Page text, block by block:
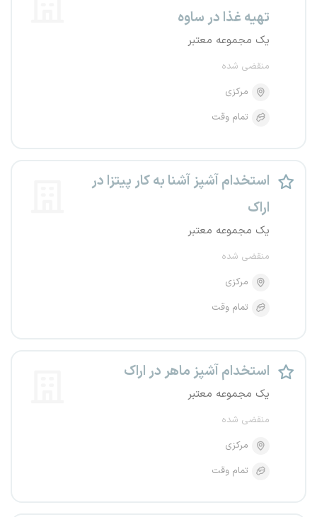
تهیه غذا در ساوه
یک مجموعه معتبر
منقضی شده
مرکزی
تمام وقت
استخدام آشپز آشنا به کار پیتزا در
اراک
یک مجموعه معتبر
منقضی شده
مرکزی
تمام وقت
استخدام آشپز ماهر در اراک
یک مجموعه معتبر
منقضی شده
مرکزی
تمام وقت